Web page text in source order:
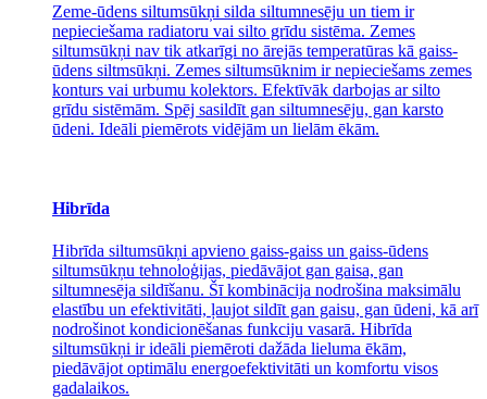
Zeme-ūdens siltumsūkņi silda siltumnesēju un tiem ir
nepieciešama radiatoru vai silto grīdu sistēma. Zemes
siltumsūkņi nav tik atkarīgi no ārejās temperatūras kā gaiss-
ūdens siltmsūkņi. Zemes siltumsūknim ir nepieciešams zemes
konturs vai urbumu kolektors. Efektīvāk darbojas ar silto
grīdu sistēmām. Spēj sasildīt gan siltumnesēju, gan karsto
ūdeni. Ideāli piemērots vidējām un lielām ēkām.
Hibrīda
Hibrīda siltumsūkņi apvieno gaiss-gaiss un gaiss-ūdens
siltumsūkņu tehnoloģijas, piedāvājot gan gaisa, gan
siltumnesēja sildīšanu. Šī kombinācija nodrošina maksimālu
elastību un efektivitāti, ļaujot sildīt gan gaisu, gan ūdeni, kā arī
nodrošinot kondicionēšanas funkciju vasarā. Hibrīda
siltumsūkņi ir ideāli piemēroti dažāda lieluma ēkām,
piedāvājot optimālu energoefektivitāti un komfortu visos
gadalaikos.